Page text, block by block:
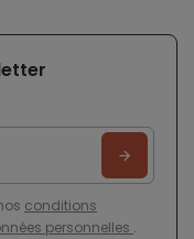
conditions
personnelles .